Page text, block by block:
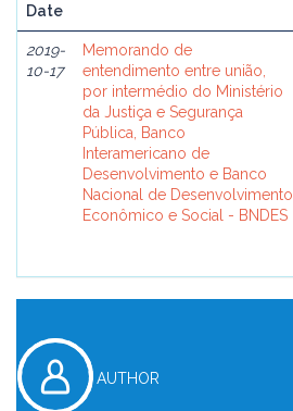
Date
2019-
10-17
Memorando de
entendimento entre união,
por intermédio do Ministério
da Justiça e Segurança
Pública, Banco
Interamericano de
Desenvolvimento e Banco
Nacional de Desenvolvimento
Econômico e Social - BNDES
AUTHOR